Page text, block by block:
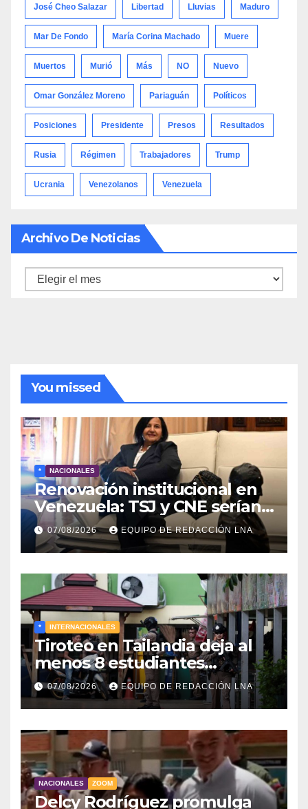
José Cheo Salazar Libertad Lluvias Maduro
Mar De Fondo María Corina Machado Muere
Muertos Murió Más NO Nuevo
Omar González Moreno Pariaguán Políticos
Posiciones Presidente Presos Resultados
Rusia Régimen Trabajadores Trump
Ucrania Venezolanos Venezuela
Archivo De Noticias
Archivo
You missed
* NACIONALES
Renovación institucional en
Venezuela: TSJ y CNE serían
designados a finales de 2026
07/08/2026 EQUIPO DE REDACCIÓN LNA
* INTERNACIONALES
Tiroteo en Tailandia deja al
menos 8 estudiantes
muertos y 30 heridos
07/08/2026 EQUIPO DE REDACCIÓN LNA
NACIONALES ZOOM
Delcy Rodríguez promulga